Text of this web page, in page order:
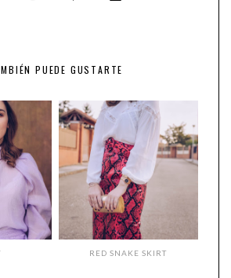
PUEDE GUSTARTE
RED SNAKE SKIRT